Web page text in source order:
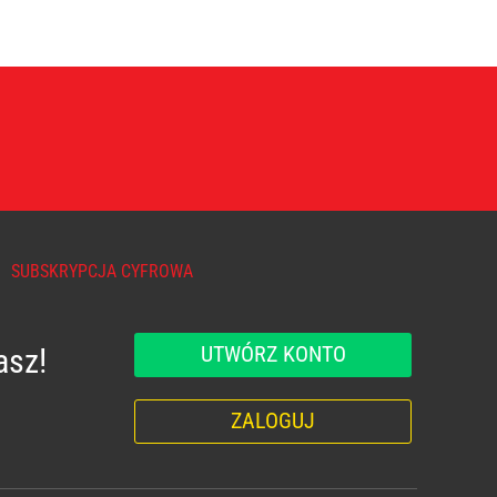
SUBSKRYPCJA CYFROWA
UTWÓRZ KONTO
ZALOGUJ